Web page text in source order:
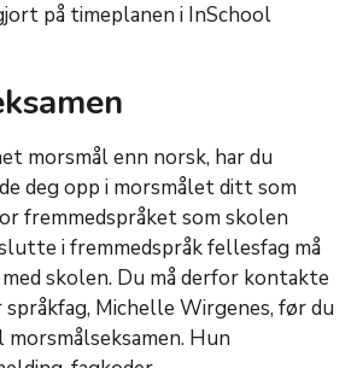
på timeplanen i InSchool
morsmål enn norsk, har du
deg opp i morsmålet ditt som
fremmedspråket som skolen
i fremmedspråk fellesfag må
skolen. Du må derfor kontakte
Michelle Wirgenes, før du
Hun